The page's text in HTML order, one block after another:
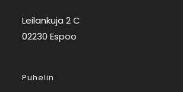
Leilankuja 2 C
02230 Espoo
Puhelin